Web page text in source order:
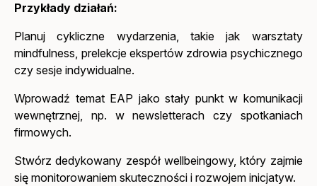
Przykłady działań:
Planuj cykliczne wydarzenia, takie jak warsztaty
mindfulness, prelekcje ekspertów zdrowia psychicznego
czy sesje indywidualne.
Wprowadź temat EAP jako stały punkt w komunikacji
wewnętrznej, np. w newsletterach czy spotkaniach
firmowych.
Stwórz dedykowany zespół wellbeingowy, który zajmie
się monitorowaniem skuteczności i rozwojem inicjatyw.